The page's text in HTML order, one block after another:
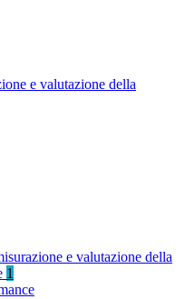
e valutazione della
e valutazione della
1